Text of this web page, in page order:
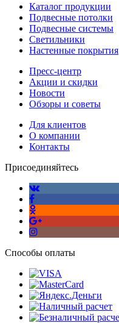
Каталог продукции
Подвесные потолки
Подвесные системы
Светильники
Настенные покрытия
Пресс-центр
Акции и скидки
Новости
Обзоры и советы
Для клиентов
О компании
Контакты
Присоединяйтесь
Способы оплаты